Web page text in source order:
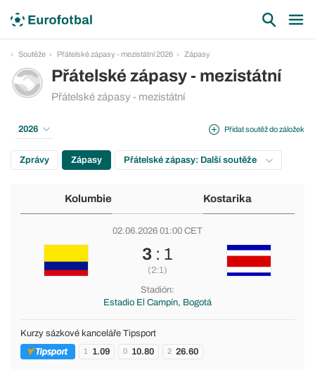
Soutěže Přátelské zápasy - mezistátní 2026 Zápasy
Přátelské zápasy - mezistátní
Přátelské zápasy - mezistátní
Přidat soutěž do záložek
2026
Zprávy Zápasy Přátelské zápasy: Další soutěže
Kolumbie Kostarika
02.06.2026 01:00 CET
3: 1
(2:1)
Stadión:
Estadio El Campín, Bogotá
Kurzy sázkové kanceláře Tipsport
1 1.09 0 10.80 2 26.60